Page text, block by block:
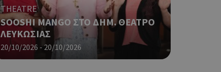
THEATRE
SOOSHI MANGO ΣΤΟ ΔΗΜ. ΘΕΑΤΡΟ
ΛΕΥΚΩΣΙΑΣ
20/10/2026 - 20/10/2026
push down
δηλαδή να
στον χρήστη
όπως είναι το
push down